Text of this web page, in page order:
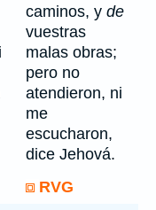
caminos, y de
vuestras
malas obras;
pero no
atendieron, ni
me
escucharon,
dice Jehová.
RVG